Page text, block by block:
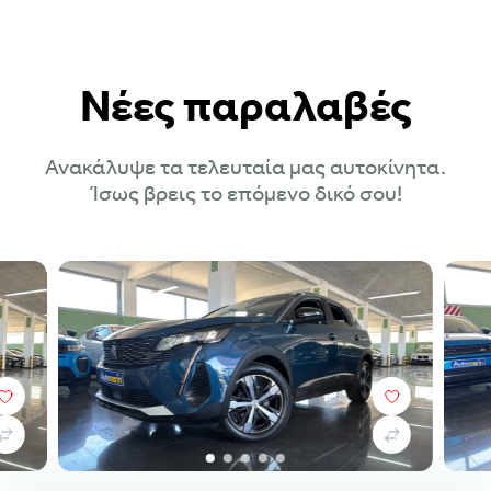
Νέες παραλαβές
Ανακάλυψε τα τελευταία μας αυτοκίνητα.
Ίσως βρεις το επόμενο δικό σου!